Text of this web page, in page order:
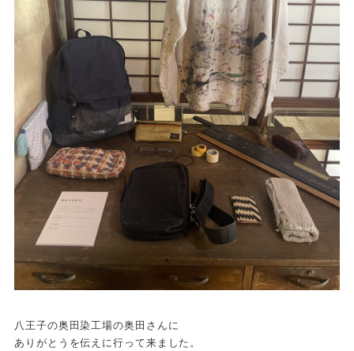
八王子の奥田染工場の奥田さんに
ありがとうを伝えに行って来ました。